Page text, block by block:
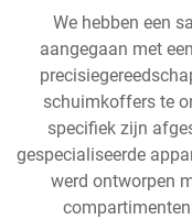
We hebben een
aangegaan met
schuimkoffers te
specifiek zijn
gespecialiseerde
werd ontworpen